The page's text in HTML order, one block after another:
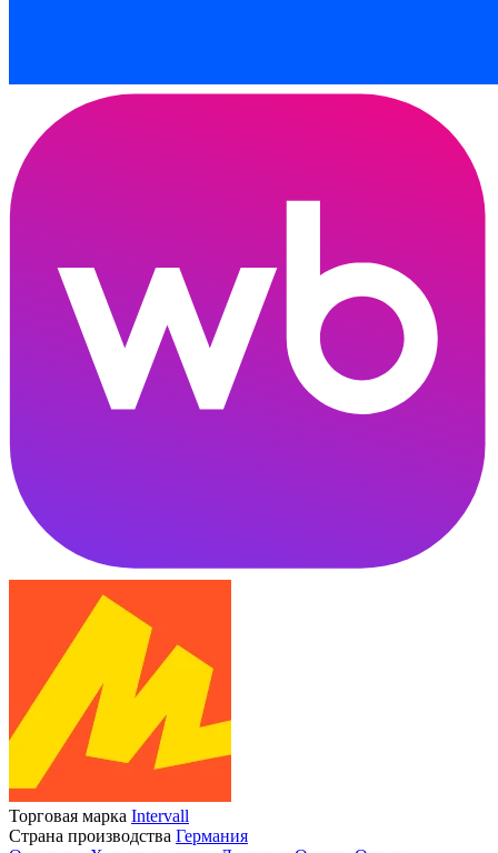
Торговая марка Intervall
Страна производства Германия